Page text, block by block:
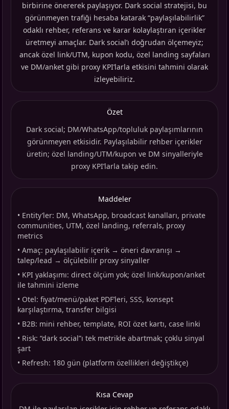
birbirine önererek paylaşıyor. Dark social stratejisi, bu
görünmeyen trafiği hesaba katarak “paylaşılabilirlik”
odaklı rehber, referans ve karar kolaylaştıran içerikler
üretmeyi amaçlar. Dark social’ı doğrudan ölçemeyiz;
ancak özel link/UTM, kupon kodu, özel landing sayfaları
ve DM/anket gibi proxy KPI’larla etkisini tahmini olarak
izleyebiliriz.
Özet
Dark social; DM/WhatsApp/topluluk paylaşımlarının
görünmeyen etkisidir. Paylaşılabilir rehber içerikler
üretin; özel landing/UTM/kupon ve DM sinyalleriyle
proxy KPI’larla takip edin.
Maddeler
• Entity’ler: DM, WhatsApp, broadcast kanalları, private
communities, UTM, özel landing, referrals, proxy
metrics
• Amaç: paylaşılabilir içerik → öneri davranışı →
talep/lead → ölçülebilir proxy sinyaller
• KPI yaklaşımı: direct ölçüm yok; özel link/kupon/anket
ile tahmini izleme
• Otel: fiyat/menü/paket PDF’leri, SSS, konsept
karşılaştırma, transfer bilgisi
• B2B: mini rehber, template, ROI özet kartı, case linki
• Risk: “dark social”ı tek metrikle abartmak; çoklu sinyal
şart
• Refresh: 180 gün (platform özellikleri değiştikçe)
Kısa Cevap